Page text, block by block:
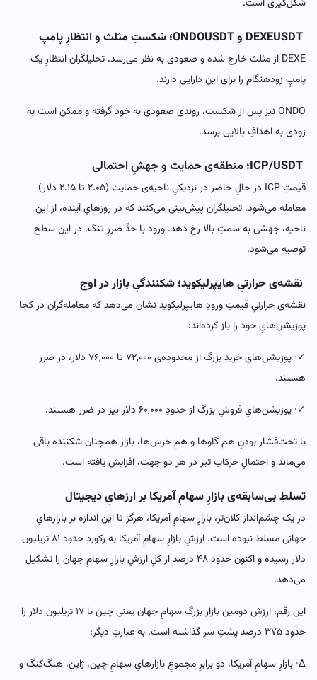
شکل‌گیری است.
DEXE از مثلث خارج شده و صعودی به نظر می‌رسد. تحلیلگران انتظارِ یک
پامپِ زودهنگام را برایِ این دارایی دارند.
ONDO نیز پس از شکست، روندی صعودی به خود گرفته و ممکن است به
زودی به اهدافِ بالایی برسد.
قیمتِ ICP در حالِ حاضر در نزدیکیِ ناحیه‌ی حمایت (۲.۰۵ تا ۲.۱۵ دلار)
معامله می‌شود. تحلیلگران پیش‌بینی می‌کنند که در روزهایِ آینده، از این
ناحیه، جهشی به سمتِ بالا رخ دهد. ورود با حدِّ ضررِ تنگ، در این سطح
توصیه می‌شود.
نقشه‌ی حرارتیِ هایپرلیکوید؛ شکنندگیِ بازار در اوج
نقشه‌ی حرارتیِ قیمتِ ورودِ هایپرلیکوید نشان می‌دهد که معامله‌گران در کجا
پوزیشن‌هایِ خود را باز کرده‌اند:
✓· پوزیشن‌هایِ خریدِ بزرگ از محدوده‌ی ۷۲,۰۰۰ تا ۷۶,۰۰۰ دلار، در ضرر
هستند.
✓· پوزیشن‌هایِ فروشِ بزرگ از حدودِ ۶۰,۰۰۰ دلار نیز در ضرر هستند.
با تحت‌فشار بودنِ همِ گاوها و همِ خرس‌ها، بازار همچنان شکننده باقی
می‌ماند و احتمالِ حرکاتِ تیز در هر دو جهت، افزایش یافته است.
تسلطِ بی‌سابقه‌ی بازارِ سهامِ آمریکا بر ارزهایِ دیجیتال
در یک چشم‌اندازِ کلان‌تر، بازارِ سهامِ آمریکا، هرگز تا این اندازه بر بازارهایِ
جهانی مسلط نبوده است. ارزشِ بازارِ سهامِ آمریکا به رکوردِ حدود ۸۱ تریلیون
دلار رسیده و اکنون حدود ۴۸ درصد از کلِ ارزشِ بازارِ سهامِ جهان را تشکیل
می‌دهد.
این رقم، ارزشِ دومین بازارِ بزرگِ سهامِ جهان یعنی چین با ۱۷ تریلیون دلار را
حدود ۳۷۵ درصد پشتِ سر گذاشته است. به عبارتِ دیگر:
∆· بازارِ سهامِ آمریکا، دو برابرِ مجموعِ بازارهایِ سهامِ چین، ژاپن، هنگ‌کنگ و